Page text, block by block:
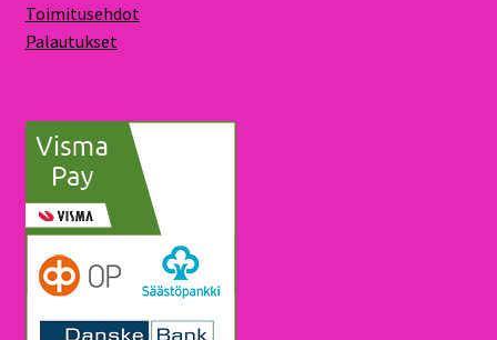
Toimitusehdot
Palautukset